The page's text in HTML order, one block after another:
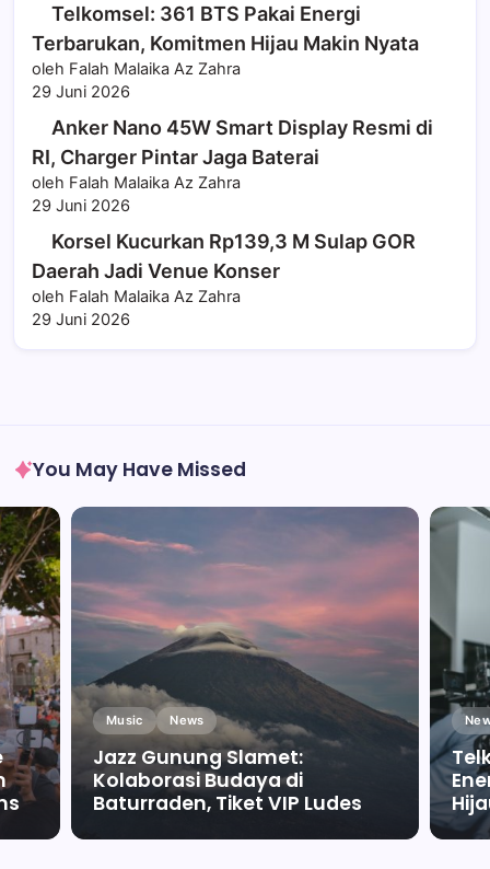
Telkomsel: 361 BTS Pakai Energi
Terbarukan, Komitmen Hijau Makin Nyata
oleh Falah Malaika Az Zahra
29 Juni 2026
Anker Nano 45W Smart Display Resmi di
RI, Charger Pintar Jaga Baterai
oleh Falah Malaika Az Zahra
29 Juni 2026
Korsel Kucurkan Rp139,3 M Sulap GOR
Daerah Jadi Venue Konser
oleh Falah Malaika Az Zahra
29 Juni 2026
You May Have Missed
Music News
Jazz Gunung Slamet:
Kolaborasi Budaya di
Baturraden, Tiket VIP Ludes
By Falah Malaika Az Zahra